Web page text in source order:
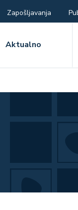
Zapošljavanja
Aktualno